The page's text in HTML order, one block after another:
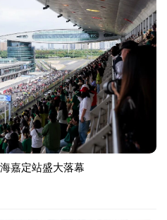
嘉定站盛大落幕